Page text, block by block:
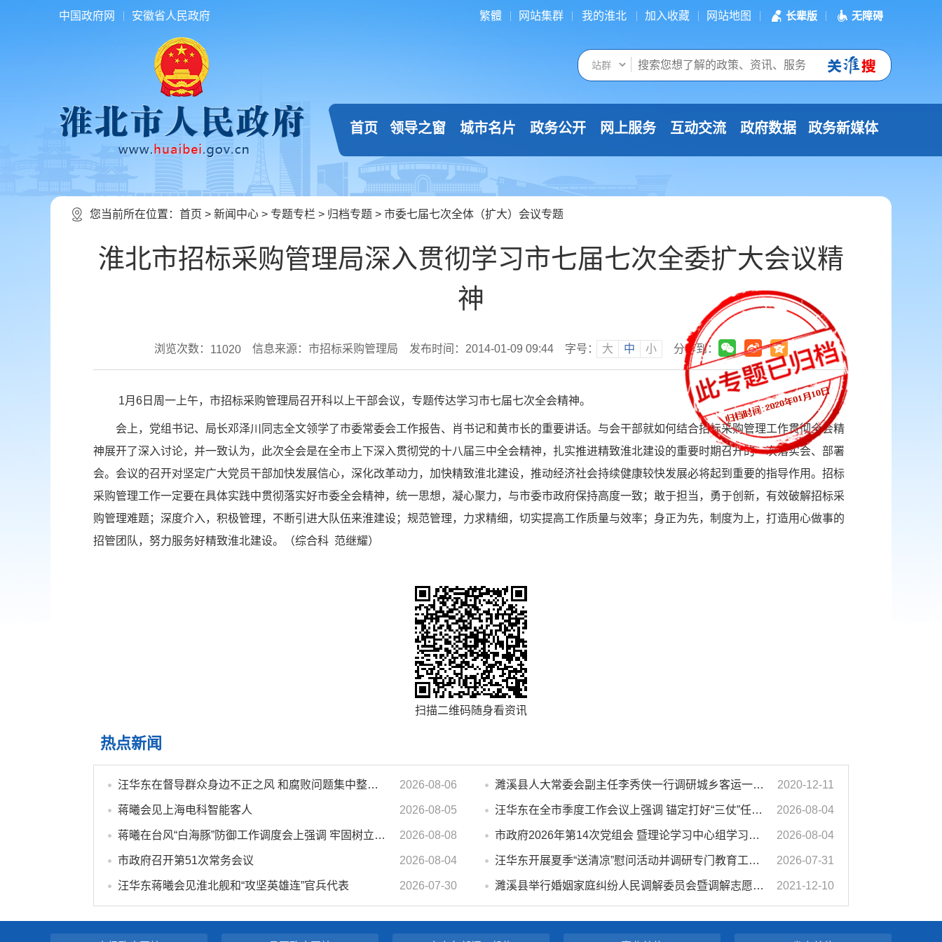
中国政府网 安徽省人民政府 繁體 网站集群 我的淮北 加入收藏 网站地图 长辈版 无障碍
首页 领导之窗 城市名片 政务公开 网上服务 互动交流 政府数据 政务新媒体
您当前所在位置： 首页 > 新闻中心 > 专题专栏 > 归档专题 > 市委七届七次全体（扩大）会议专题
淮北市招标采购管理局深入贯彻学习市七届七次全委扩大会议精
神
浏览次数： 11020 信息来源：市招标采购管理局 发布时间：2014-01-09 09:44 字号： 大 中 小 分享到：
1月6日周一上午，市招标采购管理局召开科以上干部会议，专题传达学习市七届七次全会精神。
会上，党组书记、局长邓泽川同志全文领学了市委常委会工作报告、肖书记和黄市长的重要讲话。与会干部就如何结合招标采购管理工作贯彻全会精
神展开了深入讨论，并一致认为，此次全会是在全市上下深入贯彻党的十八届三中全会精神，扎实推进精致淮北建设的重要时期召开的一次落实会、部署
会。会议的召开对坚定广大党员干部加快发展信心，深化改革动力，加快精致淮北建设，推动经济社会持续健康较快发展必将起到重要的指导作用。招标
采购管理工作一定要在具体实践中贯彻落实好市委全会精神，统一思想，凝心聚力，与市委市政府保持高度一致；敢于担当，勇于创新，有效破解招标采
购管理难题；深度介入，积极管理，不断引进大队伍来淮建设；规范管理，力求精细，切实提高工作质量与效率；身正为先，制度为上，打造用心做事的
招管团队，努力服务好精致淮北建设。（综合科 范继耀）
扫描二维码随身看资讯
热点新闻
汪华东在督导群众身边不正之风 和腐败问题集中整治工作时强调 以更高标准更实举措纵深推进集中整治 不断增强人民群众获得感幸福感安全感 2026-08-06 濉溪县人大常委会副主任李秀侠一行调研城乡客运一体化和治超工作 2020-12-11
蒋曦会见上海电科智能客人 2026-08-05 汪华东在全市季度工作会议上强调 锚定打好“三仗”任务和年度预期目标不动摇 在全市上下掀起比学赶超争先进位的攻坚热潮 2026-08-04
蒋曦在台风“白海豚”防御工作调度会上强调 牢固树立和践行正确政绩观 切实维护人民群众生命财产安全 2026-08-08 市政府2026年第14次党组会 暨理论学习中心组学习会议召开 蒋曦主持会议并讲话 2026-08-04
市政府召开第51次常务会议 2026-08-04 汪华东开展夏季“送清凉”慰问活动并调研专门教育工作 落实落细防暑降温措施 用心用情关爱一线职工 2026-07-31
汪华东蒋曦会见淮北舰和“攻坚英雄连”官兵代表 2026-07-30 濉溪县举行婚姻家庭纠纷人民调解委员会暨调解志愿者服务团成立仪式 2021-12-10